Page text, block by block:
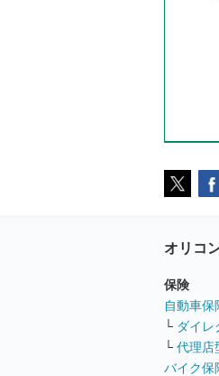
オリコ
保険
自動車保
└ ダイレ
└ 代理店
バイク保